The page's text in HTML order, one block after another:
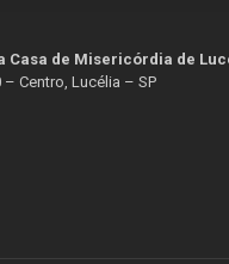
Casa de Misericórdia de
Centro, Lucélia – SP